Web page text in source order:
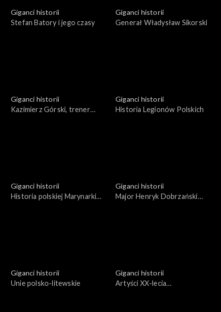
Giganci historii
Stefan Batory i jego czasy
Giganci historii
Generał Władysław Sikorski
Giganci historii
Kazimierz Górski, trener
Giganci historii
Historia Legionów Polskich
Giganci historii
Historia polskiej Marynarki
Giganci historii
Major Henryk Dobrzański
Giganci historii
Unie polsko-litewskie
Giganci historii
Artyści XX-lecia